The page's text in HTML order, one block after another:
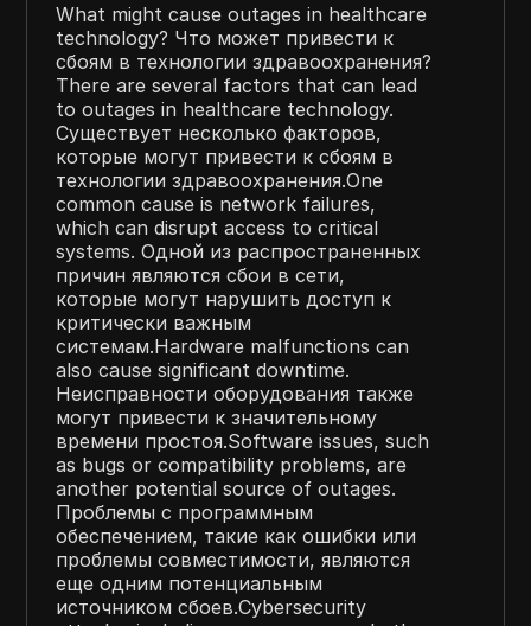
What might cause outages in healthcare
technology? Что может привести к
сбоям в технологии здравоохранения?
There are several factors that can lead
to outages in healthcare technology.
Существует несколько факторов,
которые могут привести к сбоям в
технологии здравоохранения.One
common cause is network failures,
which can disrupt access to critical
systems. Одной из распространенных
причин являются сбои в сети,
которые могут нарушить доступ к
критически важным
системам.Hardware malfunctions can
also cause significant downtime.
Неисправности оборудования также
могут привести к значительному
времени простоя.Software issues, such
as bugs or compatibility problems, are
another potential source of outages.
Проблемы с программным
обеспечением, такие как ошибки или
проблемы совместимости, являются
еще одним потенциальным
источником сбоев.Cybersecurity